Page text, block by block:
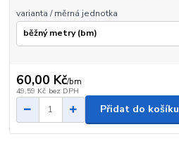
varianta / měrná jednotka
60,00 Kč/bm
49,59 Kč bez DPH
Přidat do košíku